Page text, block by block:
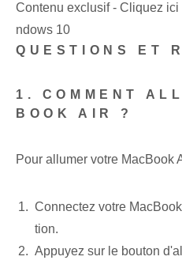
Contenu exclusif - Cliquez
ndows 10
QUESTIONS ET
1. COMMENT
BOOK AIR ?
Pour allumer votre MacBook
Connectez votre
tion.
Appuyez sur le bouton